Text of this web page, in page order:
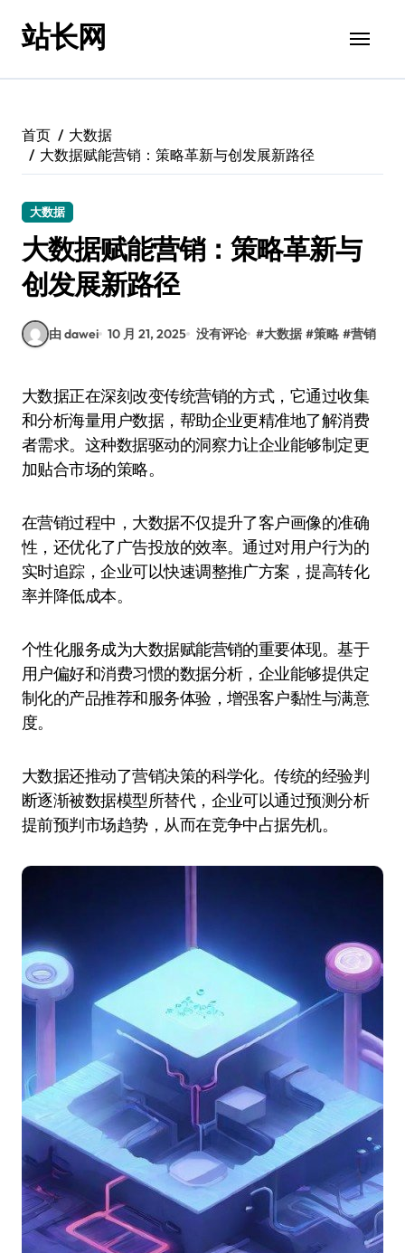
站长网
首页
大数据
大数据赋能营销：策略革新与创发展新路径
大数据
大数据赋能营销：策略革新与
创发展新路径
由 dawei 10 月 21, 2025 没有评论 #大数据 #策略 #营销
大数据正在深刻改变传统营销的方式，它通过收集
和分析海量用户数据，帮助企业更精准地了解消费
者需求。这种数据驱动的洞察力让企业能够制定更
加贴合市场的策略。
在营销过程中，大数据不仅提升了客户画像的准确
性，还优化了广告投放的效率。通过对用户行为的
实时追踪，企业可以快速调整推广方案，提高转化
率并降低成本。
个性化服务成为大数据赋能营销的重要体现。基于
用户偏好和消费习惯的数据分析，企业能够提供定
制化的产品推荐和服务体验，增强客户黏性与满意
度。
大数据还推动了营销决策的科学化。传统的经验判
断逐渐被数据模型所替代，企业可以通过预测分析
提前预判市场趋势，从而在竞争中占据先机。